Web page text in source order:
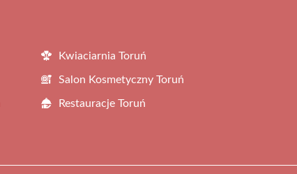
Kwiaciarnia Toruń
Salon Kosmetyczny Toruń
Restauracje Toruń